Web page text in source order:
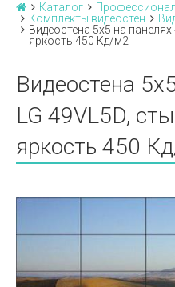
Каталог
Комплекты видеостен
Видеостена 5х5 на
яркость 450 Кд/м2
Видеостена
LG 49VL5D,
яркость 450